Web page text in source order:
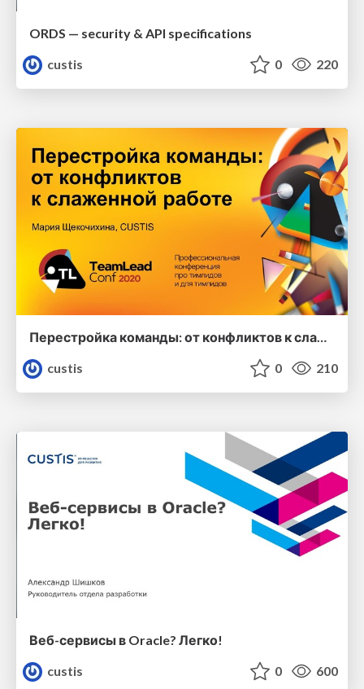
ORDS — security & API specifications
custis
0 220
custis
0 210
Веб-сервисы в Oracle? Легко!
custis
0 600